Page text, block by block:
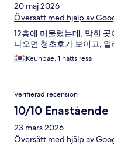
20 maj 2026
Översätt med hjälp av
12층에 머물렀는데, 막힌
나오면 청초호가 보이고,
Keunbae, 1 natts resa
Verifierad recension
10/10 Enastående
23 mars 2026
Översätt med hjälp av